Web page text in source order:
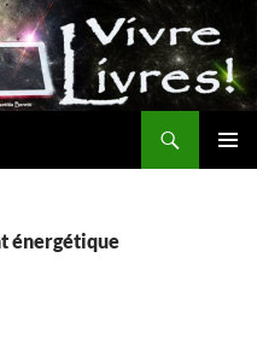
énergétique